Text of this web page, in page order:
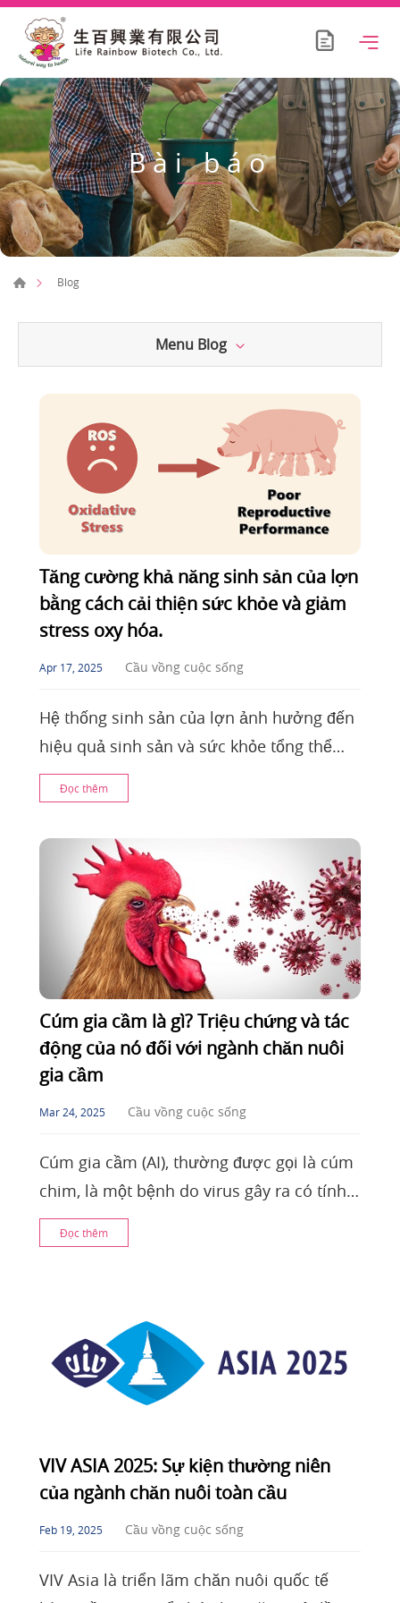
Bài báo
Blog
Menu Blog
Tăng cường khả năng sinh sản của lợn
bằng cách cải thiện sức khỏe và giảm
stress oxy hóa.
Apr 17, 2025 Cầu vồng cuộc sống
Hệ thống sinh sản của lợn ảnh hưởng đến
hiệu quả sinh sản và sức khỏe tổng thể
của chúng, đồng thời là nền tảng quan
trọng để du
Đọc thêm
Cúm gia cầm là gì? Triệu chứng và tác
động của nó đối với ngành chăn nuôi
gia cầm
Mar 24, 2025 Cầu vồng cuộc sống
Cúm gia cầm (AI), thường được gọi là cúm
chim, là một bệnh do virus gây ra có tính
lây lan cao, ảnh hưởng đến gia cầm và các
loà
Đọc thêm
VIV ASIA 2025: Sự kiện thường niên
của ngành chăn nuôi toàn cầu
Feb 19, 2025 Cầu vồng cuộc sống
VIV Asia là triển lãm chăn nuôi quốc tế